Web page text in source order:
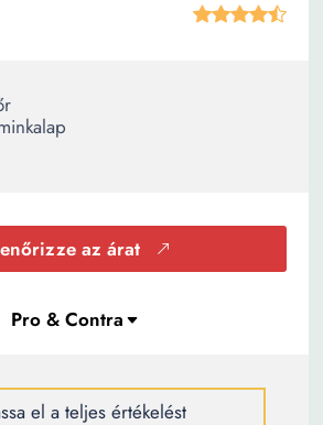
az árat
el a teljes értékelést